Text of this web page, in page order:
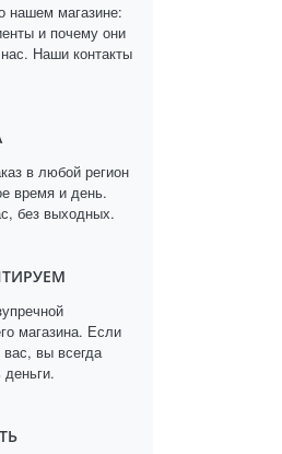
нашем магазине:
и почему они
Наши контакты
в любой регион
время и день.
без выходных.
магазина. Если
вас, вы всегда